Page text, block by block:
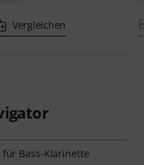
Vergleichen
Bass-Klarinette